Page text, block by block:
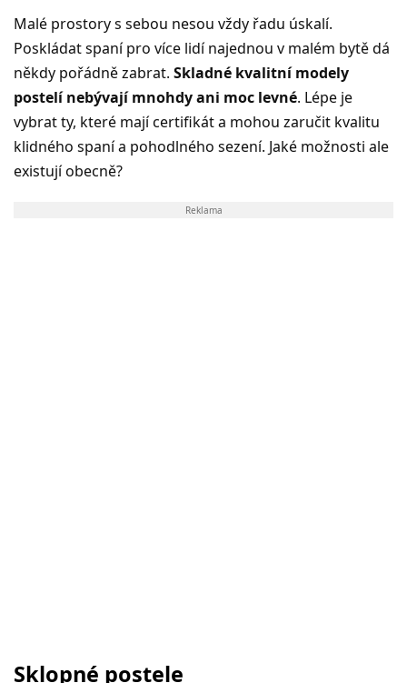
Malé prostory s sebou nesou vždy řadu úskalí.
Poskládat spaní pro více lidí najednou v malém bytě dá
někdy pořádně zabrat. Skladné kvalitní modely
postelí nebývají mnohdy ani moc levné. Lépe je
vybrat ty, které mají certifikát a mohou zaručit kvalitu
klidného spaní a pohodlného sezení. Jaké možnosti ale
existují obecně?
Reklama
Sklopné postele